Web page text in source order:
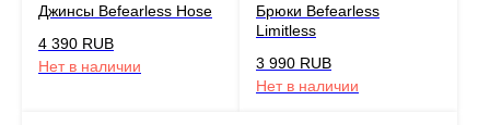
Джинсы Befearless Hose
4 390 RUB
Нет в наличии
Брюки Befearless
Limitless
3 990 RUB
Нет в наличии